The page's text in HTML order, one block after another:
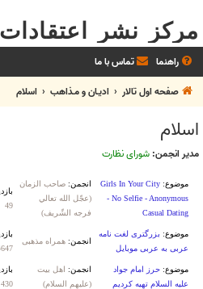
مرکز نشر اعتقادات
راهنما تماس با ما
صفحه اول تالار
اديـان و مـذاهب اسلام
اسلام
مدیر انجمن: شورای نظارت